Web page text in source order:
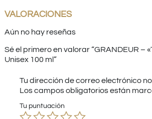
VALORACIONES
Aún no hay reseñas
Sé el primero en valorar “GRANDEUR –
Unisex 100 ml”
Tu dirección de correo electrónico
Los campos obligatorios están
Tu puntuación